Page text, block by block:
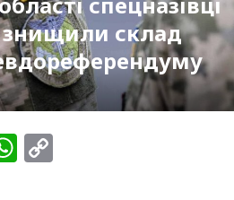
знищили склад
WhatsApp